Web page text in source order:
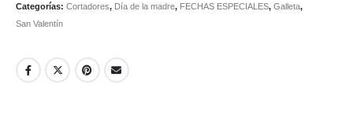
Categorías: Cortadores, Día de la madre, FECHAS ESPECIALES, Galleta,
San Valentín